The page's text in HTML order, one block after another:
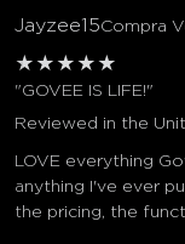
Jayzee15Compra
★ ★ ★ ★ ★
"GOVEE IS LIFE!"
Reviewed in the
LOVE everything
anything I've ever
the pricing, the